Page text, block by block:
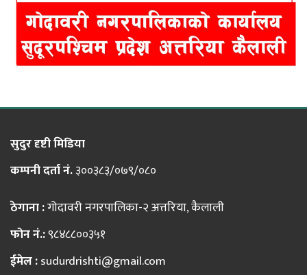
सुदुर दृष्टी मिडिया
कम्पनी दर्ता नं.३००३८३/०७९/०८०
ठेगाना :गोदावरी नगरपालिका-२ अत्तरिया, कैलाली
फोन नं.:९८४८८००३५१
ईमेल :sudurdrishti@gmail.com